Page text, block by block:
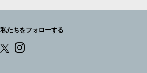
す
私たちをフォローする